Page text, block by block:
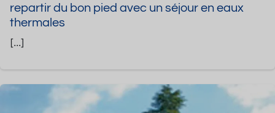
repartir du bon pied avec un séjour en eaux
thermales
[...]